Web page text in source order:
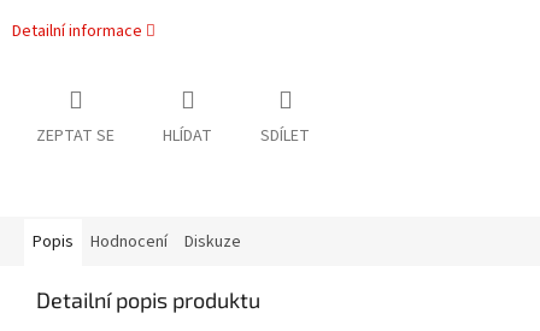
Detailní informace
ZEPTAT SE HLÍDAT SDÍLET
Popis Hodnocení Diskuze
Detailní popis produktu